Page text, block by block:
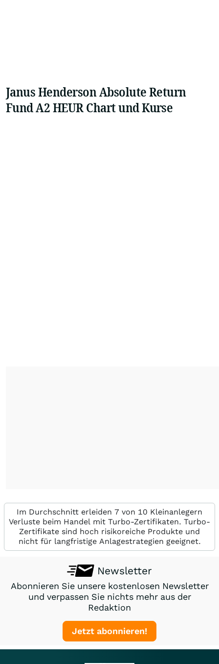
Janus Henderson Absolute Return
Fund A2 HEUR Chart und Kurse
Im Durchschnitt erleiden 7 von 10 Kleinanlegern
Verluste beim Handel mit Turbo-Zertifikaten. Turbo-
Zertifikate sind hoch risikoreiche Produkte und
nicht für langfristige Anlagestrategien geeignet.
Newsletter
Abonnieren Sie unsere kostenlosen Newsletter
und verpassen Sie nichts mehr aus der
Redaktion
Jetzt abonnieren!